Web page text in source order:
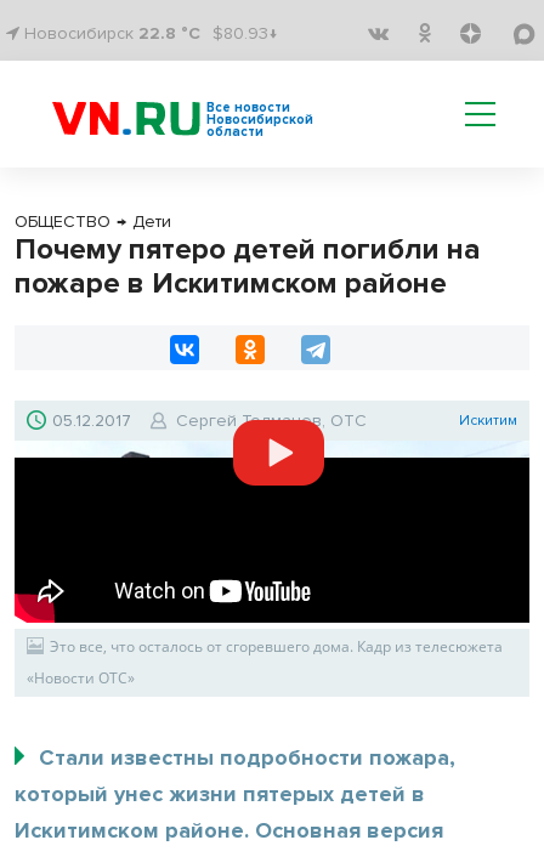
Новосибирск 22.8 °C $80.93↓
Все новости
Новосибирской
области
ОБЩЕСТВО → Дети
Почему пятеро детей погибли на
пожаре в Искитимском районе
05.12.2017 Сергей Толмачев, ОТС Искитим
Это все, что осталось от сгоревшего дома. Кадр из телесюжета
«Новости ОТС»
Стали известны подробности пожара,
который унес жизни пятерых детей в
Искитимском районе. Основная версия